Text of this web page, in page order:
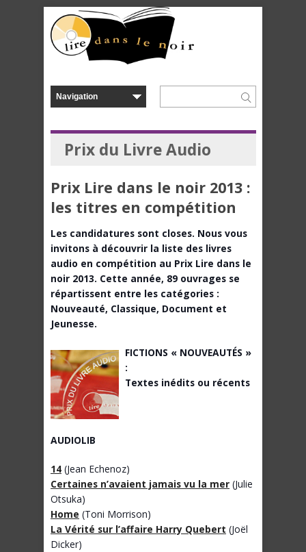
Prix du Livre Audio
Prix Lire dans le noir 2013 :
les titres en compétition
Les candidatures sont closes. Nous vous
invitons à découvrir la liste des livres
audio en compétition au Prix Lire dans le
noir 2013. Cette année, 89 ouvrages se
répartissent entre les catégories :
Nouveauté, Classique, Document et
Jeunesse.
FICTIONS « NOUVEAUTÉS »
:
Textes inédits ou récents
AUDIOLIB
14 (Jean Echenoz)
Certaines n’avaient jamais vu la mer (Julie
Otsuka)
Home (Toni Morrison)
La Vérité sur l’affaire Harry Quebert (Joël
Dicker)